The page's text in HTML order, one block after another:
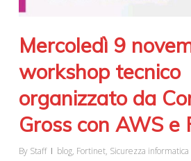
Mercoledì 9
workshop tecnico
organizzato da
Gross con AWS e
By Staff blog, Fortinet, Sicurezza informatica